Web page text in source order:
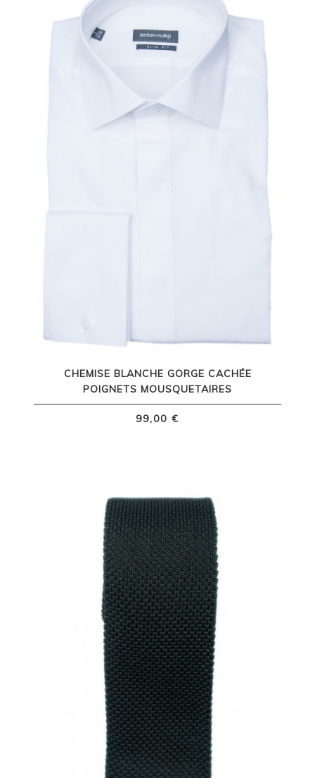
CHEMISE BLANCHE GORGE CACHÉE
POIGNETS MOUSQUETAIRES
99,00 €